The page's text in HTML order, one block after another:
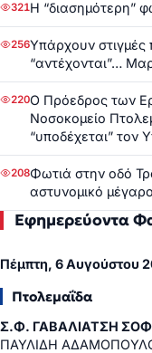
321Η “διασημότερη”
256Υπάρχουν στιγμές
“αντέχονται”…
220Ο Πρόεδρος των
Νοσοκομείο
“υποδέχεται” τον
208Φωτιά στην οδό
αστυνομικό
Εφημερεύοντα
Πέμπτη, 6 Αυγούστου
Πτολεμαΐδα
Σ.Φ. ΓΑΒΑΛΙΑΤΣΗ
ΠΑΥΛΙΔΗ